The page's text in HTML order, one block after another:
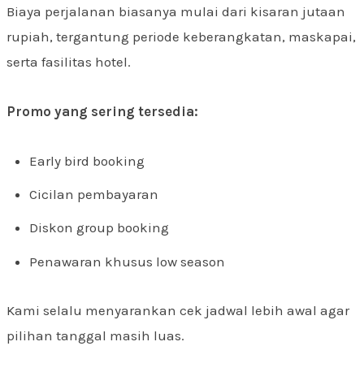
Biaya perjalanan biasanya mulai dari kisaran jutaan
rupiah, tergantung periode keberangkatan, maskapai,
serta fasilitas hotel.
Promo yang sering tersedia:
Early bird booking
Cicilan pembayaran
Diskon group booking
Penawaran khusus low season
Kami selalu menyarankan cek jadwal lebih awal agar
pilihan tanggal masih luas.